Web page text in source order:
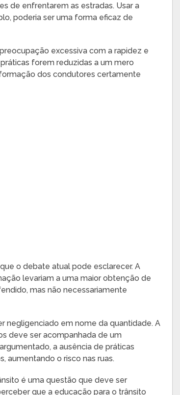
de enfrentarem as estradas. Usar a
poderia ser uma forma eficaz de
excessiva com a rapidez e
forem reduzidas a um mero
dos condutores certamente
o debate atual pode esclarecer. A
levariam a uma maior obtenção de
mas não necessariamente
negligenciado em nome da quantidade. A
deve ser acompanhada de um
a ausência de práticas
aumentando o risco nas ruas.
é uma questão que deve ser
que a educação para o trânsito